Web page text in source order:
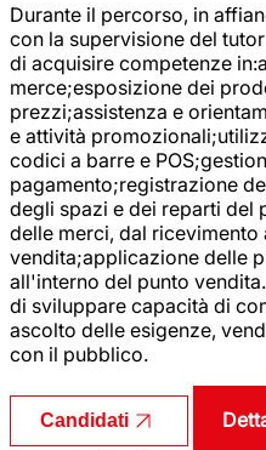
Durante il percorso, in
con la supervisione del
di acquisire competenze
merce;esposizione dei
prezzi;assistenza e
e attività
codici a barre e
pagamento;registrazione
degli spazi e dei reparti del
delle merci, dal
vendita;applicazione delle
all'interno del punto
di sviluppare capacità di
ascolto delle esigenze,
con il pubblico.
Candidati